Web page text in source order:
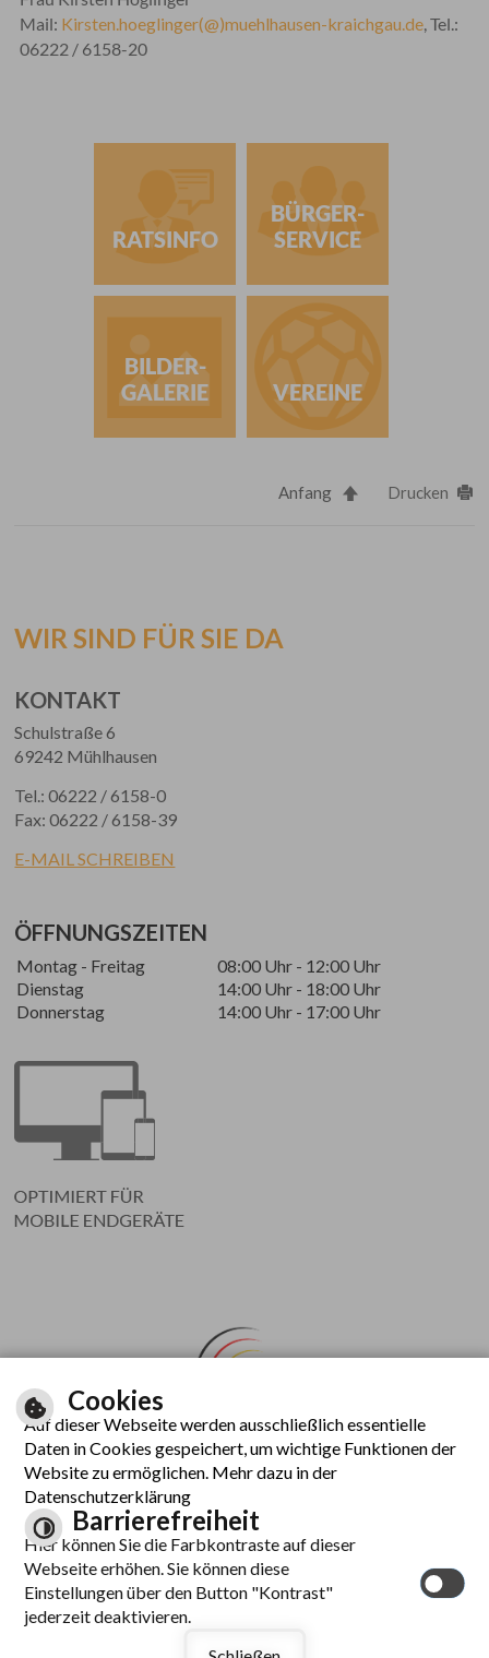
Mail: Kirsten.hoeglinger(@)muehlhausen-kraichgau.de, Tel.:
06222 / 6158-20
RATSINFO
BÜRGER-
SERVICE
BILDER-
GALERIE
VEREINE
Anfang Drucken
WIR SIND FÜR SIE DA
KONTAKT
Schulstraße 6
69242 Mühlhausen
Tel.: 06222 / 6158-0
Fax: 06222 / 6158-39
E-MAIL SCHREIBEN
ÖFFNUNGSZEITEN
Montag - Freitag
08:00 Uhr - 12:00 Uhr
Dienstag
14:00 Uhr - 18:00 Uhr
Donnerstag
14:00 Uhr - 17:00 Uhr
Inhalt Impressum Datenschutzerklärung
Cookies
Auf dieser Webseite werden ausschließlich essentielle
Daten in Cookies gespeichert, um wichtige Funktionen der
Website zu ermöglichen. Mehr dazu in der
Datenschutzerklärung
Barrierefreiheit
Hier können Sie die Farbkontraste auf dieser
Webseite erhöhen. Sie können diese
Einstellungen über den Button "Kontrast"
jederzeit deaktivieren.